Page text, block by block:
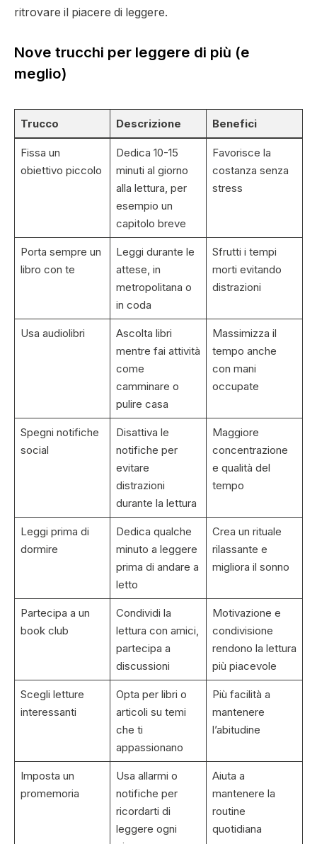
ritrovare il piacere di leggere.
Nove trucchi per leggere di più (e
meglio)
Trucco Descrizione Benefici
Fissa un
obiettivo piccolo
Dedica 10-15
minuti al giorno
alla lettura, per
esempio un
capitolo breve
Favorisce la
costanza senza
stress
Porta sempre un
libro con te
Leggi durante le
attese, in
metropolitana o
in coda
Sfrutti i tempi
morti evitando
distrazioni
Usa audiolibri
Ascolta libri
mentre fai attività
come
camminare o
pulire casa
Massimizza il
tempo anche
con mani
occupate
Spegni notifiche
social
Disattiva le
notifiche per
evitare
distrazioni
durante la lettura
Maggiore
concentrazione
e qualità del
tempo
Leggi prima di
dormire
Dedica qualche
minuto a leggere
prima di andare a
letto
Crea un rituale
rilassante e
migliora il sonno
Partecipa a un
book club
Condividi la
lettura con amici,
partecipa a
discussioni
Motivazione e
condivisione
rendono la lettura
più piacevole
Scegli letture
interessanti
Opta per libri o
articoli su temi
che ti
appassionano
Più facilità a
mantenere
l’abitudine
Imposta un
promemoria
Usa allarmi o
notifiche per
ricordarti di
leggere ogni
Aiuta a
mantenere la
routine
quotidiana